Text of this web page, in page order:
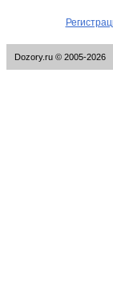
Dozory.ru © 2005-2026